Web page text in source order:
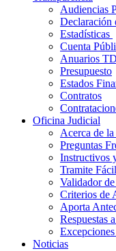
Audiencias
Declaración
Estadísticas
Cuenta
Anuarios
Presupuesto
Estados
Contratos
Oficina Judicial
Acerca de
Preguntas
Instructivos
Tramite Fácil
Validador
Criterios de
Aporta
Respuestas
Noticias